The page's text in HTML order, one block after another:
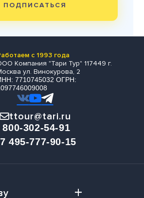
ПОДПИСАТЬСЯ
с 1993 года
Компания "Тари Тур" 117449 г.
ул. Винокурова, 2
7710745032 ОГРН:
ttour@tari.ru
800-302-54-91
495-777-90-15